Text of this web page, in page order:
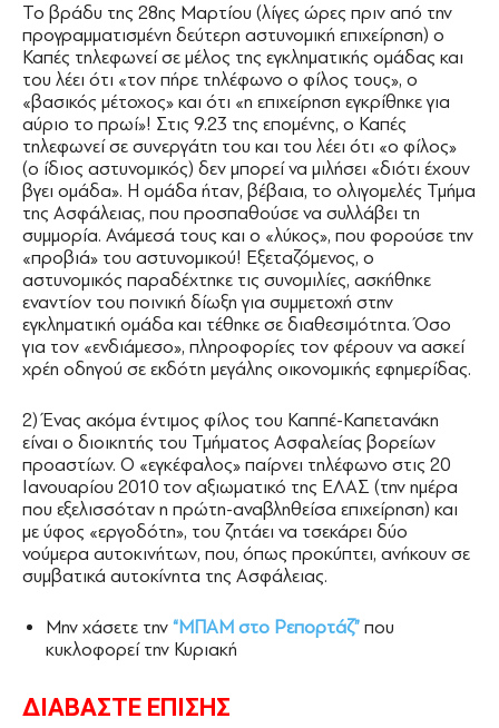
Το βράδυ της 28ης Μαρτίου (λίγες ώρες πριν από την
προγραμματισμένη δεύτερη αστυνομική επιχείρηση) ο
Καπές τηλεφωνεί σε μέλος της εγκληματικής ομάδας και
του λέει ότι «τον πήρε τηλέφωνο ο φίλος τους», ο
«βασικός μέτοχος» και ότι «η επιχείρηση εγκρίθηκε για
αύριο το πρωί»! Στις 9.23 της επομένης, ο Καπές
τηλεφωνεί σε συνεργάτη του και του λέει ότι «ο φίλος»
(ο ίδιος αστυνομικός) δεν μπορεί να μιλήσει «διότι έχουν
βγει ομάδα». Η ομάδα ήταν, βέβαια, το ολιγομελές Τμήμα
της Ασφάλειας, που προσπαθούσε να συλλάβει τη
συμμορία. Ανάμεσά τους και ο «λύκος», που φορούσε την
«προβιά» του αστυνομικού! Εξεταζόμενος, ο
αστυνομικός παραδέχτηκε τις συνομιλίες, ασκήθηκε
εναντίον του ποινική δίωξη για συμμετοχή στην
εγκληματική ομάδα και τέθηκε σε διαθεσιμότητα. Όσο
για τον «ενδιάμεσο», πληροφορίες τον φέρουν να ασκεί
χρέη οδηγού σε εκδότη μεγάλης οικονομικής εφημερίδας.
2) Ένας ακόμα έντιμος φίλος του Καππέ-Καπετανάκη
είναι ο διοικητής του Τμήματος Ασφαλείας βορείων
προαστίων. Ο «εγκέφαλος» παίρνει τηλέφωνο στις 20
Ιανουαρίου 2010 τον αξιωματικό της ΕΛΑΣ (την ημέρα
που εξελισσόταν η πρώτη-αναβληθείσα επιχείρηση) και
με ύφος «εργοδότη», του ζητάει να τσεκάρει δύο
νούμερα αυτοκινήτων, που, όπως προκύπτει, ανήκουν σε
συμβατικά αυτοκίνητα της Ασφάλειας.
Μην χάσετε την “ΜΠΑΜ στο Ρεπορτάζ” που
κυκλοφορεί την Κυριακή
ΔΙΑΒΑΣΤΕ ΕΠΙΣΗΣ